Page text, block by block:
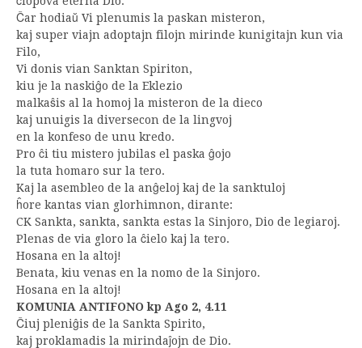
Ĉar hodiaŭ Vi plenumis la paskan misteron,
kaj super viajn adoptajn filojn mirinde kunigitajn kun via
Filo,
Vi donis vian Sanktan Spiriton,
kiu je la naskiĝo de la Eklezio
malkaŝis al la homoj la misteron de la dieco
kaj unuigis la diversecon de la lingvoj
en la konfeso de unu kredo.
Pro ĉi tiu mistero jubilas el paska ĝojo
la tuta homaro sur la tero.
Kaj la asembleo de la anĝeloj kaj de la sanktuloj
ĥore kantas vian glorhimnon, dirante:
CK Sankta, sankta, sankta estas la Sinjoro, Dio de legiaroj.
Plenas de via gloro la ĉielo kaj la tero.
Hosana en la altoj!
Benata, kiu venas en la nomo de la Sinjoro.
Hosana en la altoj!
KOMUNIA ANTIFONO kp Ago 2, 4.11
Ĉiuj pleniĝis de la Sankta Spirito,
kaj proklamadis la mirindaĵojn de Dio.